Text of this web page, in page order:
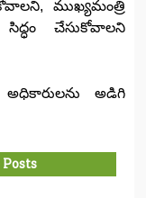
ముఖ్యమంత్రి
చేసుకోవాలని
అడిగి